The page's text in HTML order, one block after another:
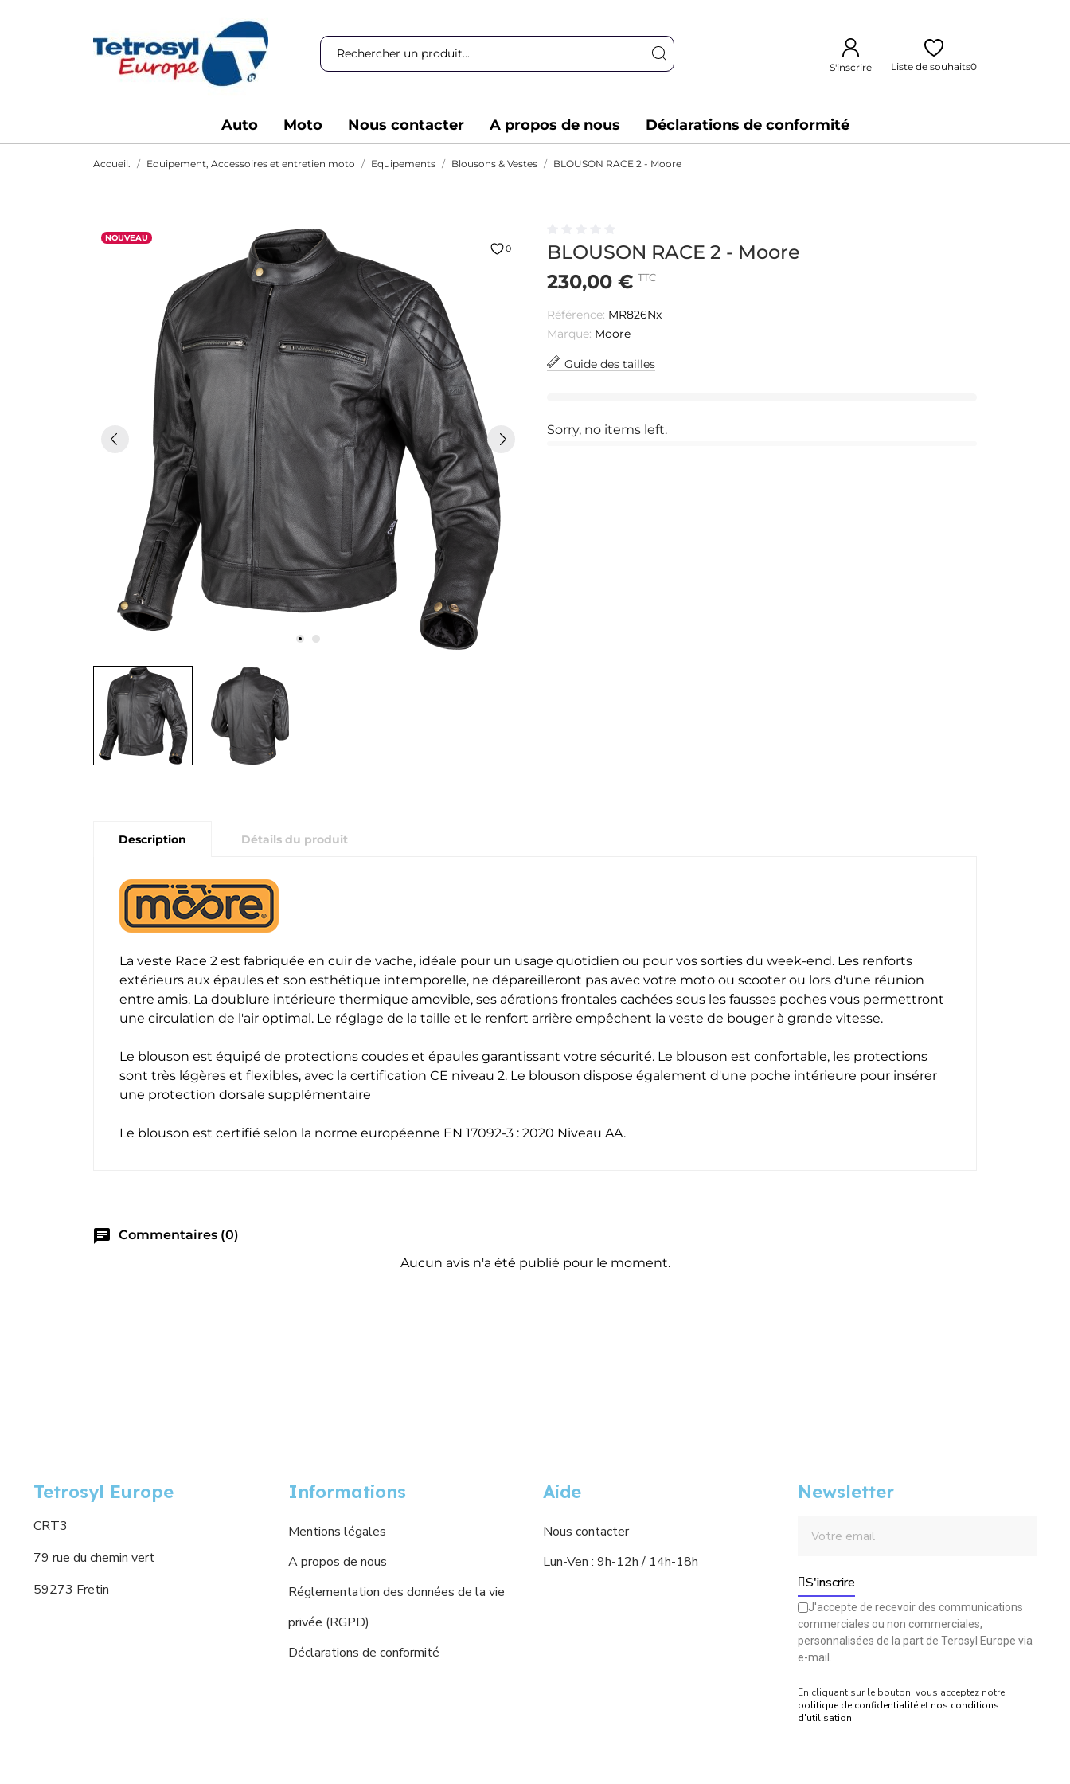
S'inscrire Liste de souhaits0
Auto Moto Nous contacter A propos de nous Déclarations de conformité
Accueil. Equipement, Accessoires et entretien moto Equipements Blousons & Vestes BLOUSON RACE 2 - Moore
NOUVEAU
0
BLOUSON RACE 2 - Moore
230,00 € TTC
Référence: MR826Nx
Marque: Moore
Guide des tailles
Sorry, no items left.
Description Détails du produit
La veste Race 2 est fabriquée en cuir de vache, idéale pour un usage quotidien ou pour vos sorties du week-end. Les renforts
extérieurs aux épaules et son esthétique intemporelle, ne dépareilleront pas avec votre moto ou scooter ou lors d'une réunion
entre amis. La doublure intérieure thermique amovible, ses aérations frontales cachées sous les fausses poches vous permettront
une circulation de l'air optimal. Le réglage de la taille et le renfort arrière empêchent la veste de bouger à grande vitesse.
Le blouson est équipé de protections coudes et épaules garantissant votre sécurité. Le blouson est confortable, les protections
sont très légères et flexibles, avec la certification CE niveau 2. Le blouson dispose également d'une poche intérieure pour insérer
une protection dorsale supplémentaire
Le blouson est certifié selon la norme européenne EN 17092-3 : 2020 Niveau AA.
chat Commentaires (0)
Aucun avis n'a été publié pour le moment.
Tetrosyl Europe
CRT3
79 rue du chemin vert
59273 Fretin
Informations
Mentions légales
A propos de nous
Réglementation des données de la vie
privée (RGPD)
Déclarations de conformité
Aide
Nous contacter
Lun-Ven : 9h-12h / 14h-18h
Newsletter
S'inscrire
J'accepte de recevoir des communications
commerciales ou non commerciales,
personnalisées de la part de Terosyl Europe via
e-mail.
En cliquant sur le bouton, vous acceptez notre
politique de confidentialité et nos conditions
d'utilisation.